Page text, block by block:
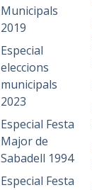
Municipals
2019
Especial
eleccions
municipals
2023
Especial Festa
Major de
Sabadell 1994
Especial Festa